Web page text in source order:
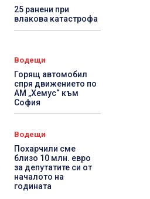
25 ранени при
влакова катастрофа
Водещи
Горящ автомобил
спря движението по
АМ „Хемус“ към
София
Водещи
Похарчили сме
близо 10 млн. евро
за депутатите си от
началото на
годината